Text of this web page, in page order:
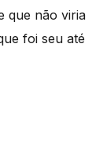
que não viria
foi seu até